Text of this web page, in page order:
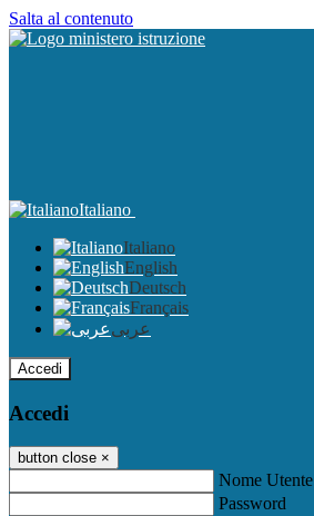
Salta al contenuto
Italiano
Italiano
English
Deutsch
Français
عربى
Accedi
Accedi
button close ×
Nome Utente
Password